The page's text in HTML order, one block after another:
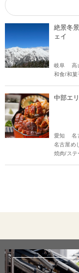
絶景冬
ェイ
岐阜 高
和食/和菓
中部エ
愛知 名
名古屋め
焼肉/ステ